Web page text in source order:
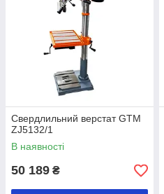
Свердлильний верстат GTM
ZJ5132/1
В наявності
50 189 ₴